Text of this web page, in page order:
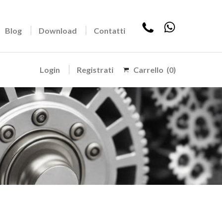
Blog Download Contatti
Login Registrati Carrello (0)